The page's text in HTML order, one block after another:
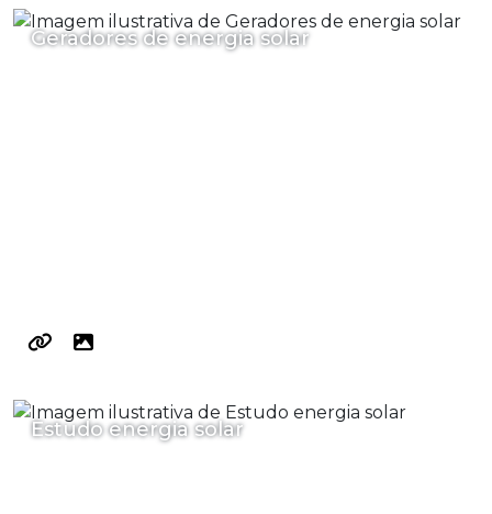
Geradores de energia solar
Estudo energia solar